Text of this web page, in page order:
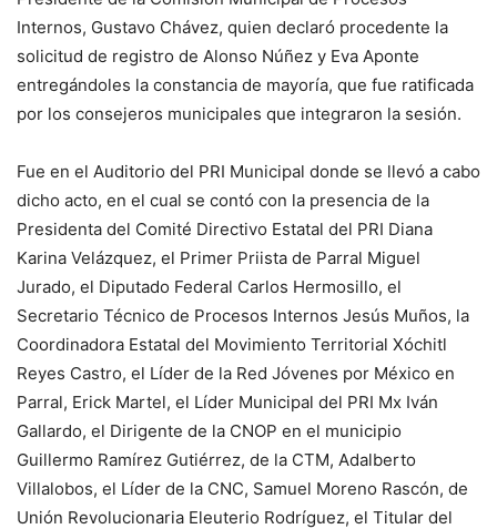
Internos, Gustavo Chávez, quien declaró procedente la
solicitud de registro de Alonso Núñez y Eva Aponte
entregándoles la constancia de mayoría, que fue ratificada
por los consejeros municipales que integraron la sesión.
Fue en el Auditorio del PRI Municipal donde se llevó a cabo
dicho acto, en el cual se contó con la presencia de la
Presidenta del Comité Directivo Estatal del PRI Diana
Karina Velázquez, el Primer Priista de Parral Miguel
Jurado, el Diputado Federal Carlos Hermosillo, el
Secretario Técnico de Procesos Internos Jesús Muños, la
Coordinadora Estatal del Movimiento Territorial Xóchitl
Reyes Castro, el Líder de la Red Jóvenes por México en
Parral, Erick Martel, el Líder Municipal del PRI Mx Iván
Gallardo, el Dirigente de la CNOP en el municipio
Guillermo Ramírez Gutiérrez, de la CTM, Adalberto
Villalobos, el Líder de la CNC, Samuel Moreno Rascón, de
Unión Revolucionaria Eleuterio Rodríguez, el Titular del